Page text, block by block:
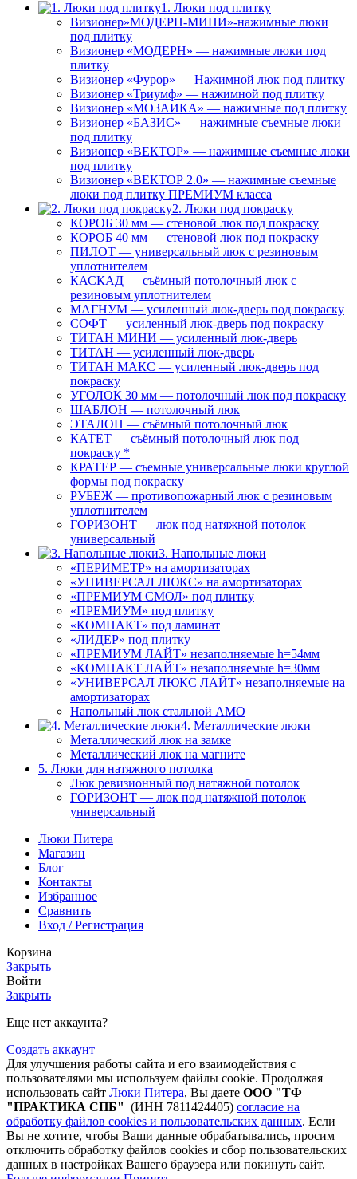
1. Люки под плитку
Визионер»МОДЕРН-МИНИ»-нажимные люки
под плитку
Визионер «МОДЕРН» — нажимные люки под
плитку
Визионер «Фурор» — Нажимной люк под плитку
Визионер «Триумф» — нажимной под плитку
Визионер «МОЗАИКА» — нажимные под плитку
Визионер «БАЗИС» — нажимные съемные люки
под плитку
Визионер «ВЕКТОР» — нажимные съемные люки
под плитку
Визионер «ВЕКТОР 2.0» — нажимные съемные
люки под плитку ПРЕМИУМ класса
2. Люки под покраску
КОРОБ 30 мм — стеновой люк под покраску
КОРОБ 40 мм — стеновой люк под покраску
ПИЛОТ — универсальный люк с резиновым
уплотнителем
КАСКАД — съёмный потолочный люк с
резиновым уплотнителем
МАГНУМ — усиленный люк-дверь под покраску
СОФТ — усиленный люк-дверь под покраску
ТИТАН МИНИ — усиленный люк-дверь
ТИТАН — усиленный люк-дверь
ТИТАН МАКС — усиленный люк-дверь под
покраску
УГОЛОК 30 мм — потолочный люк под покраску
ШАБЛОН — потолочный люк
ЭТАЛОН — съёмный потолочный люк
КАТЕТ — съёмный потолочный люк под
покраску *
КРАТЕР — съемные универсальные люки круглой
формы под покраску
РУБЕЖ — противопожарный люк с резиновым
уплотнителем
ГОРИЗОНТ — люк под натяжной потолок
универсальный
3. Напольные люки
«ПЕРИМЕТР» на амортизаторах
«УНИВЕРСАЛ ЛЮКС» на амортизаторах
«ПРЕМИУМ СМОЛ» под плитку
«ПРЕМИУМ» под плитку
«КОМПАКТ» под ламинат
«ЛИДЕР» под плитку
«ПРЕМИУМ ЛАЙТ» незаполняемые h=54мм
«КОМПАКТ ЛАЙТ» незаполняемые h=30мм
«УНИВЕРСАЛ ЛЮКС ЛАЙТ» незаполняемые на
амортизаторах
Напольный люк стальной АМО
4. Металлические люки
Металлический люк на замке
Металлический люк на магните
5. Люки для натяжного потолка
Люк ревизионный под натяжной потолок
ГОРИЗОНТ — люк под натяжной потолок
универсальный
Люки Питера
Магазин
Блог
Контакты
Избранное
Сравнить
Вход / Регистрация
Корзина
Закрыть
Войти
Закрыть
Еще нет аккаунта?
Создать аккаунт
Для улучшения работы сайта и его взаимодействия с
пользователями мы используем файлы cookie. Продолжая
использовать сайт Люки Питера, Вы даете ООО "ТФ
"ПРАКТИКА СПБ" (ИНН 7811424405) согласие на
обработку файлов cookies и пользовательских данных. Если
Вы не хотите, чтобы Ваши данные обрабатывались, просим
отключить обработку файлов cookies и сбор пользовательских
данных в настройках Вашего браузера или покинуть сайт.